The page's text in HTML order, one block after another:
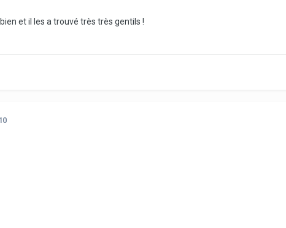
et il les a trouvé très très gentils !